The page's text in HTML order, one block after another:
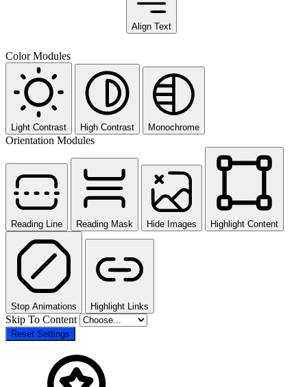
Align Text
Color Modules
Light Contrast High Contrast Monochrome
Orientation Modules
Reading Line Reading Mask Hide Images Highlight Content
Stop Animations Highlight Links
Skip To Content
Reset Settings